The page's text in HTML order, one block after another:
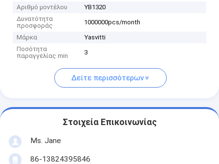
Αριθμό μοντέλου
YB1320
Δυνατότητα
προσφοράς
1000000pcs/month
Μάρκα
Yasvitti
Ποσότητα
παραγγελίας min
3
Δείτε περισσότερων
Στοιχεία Επικοινωνίας
Ms. Jane
86-13824395846